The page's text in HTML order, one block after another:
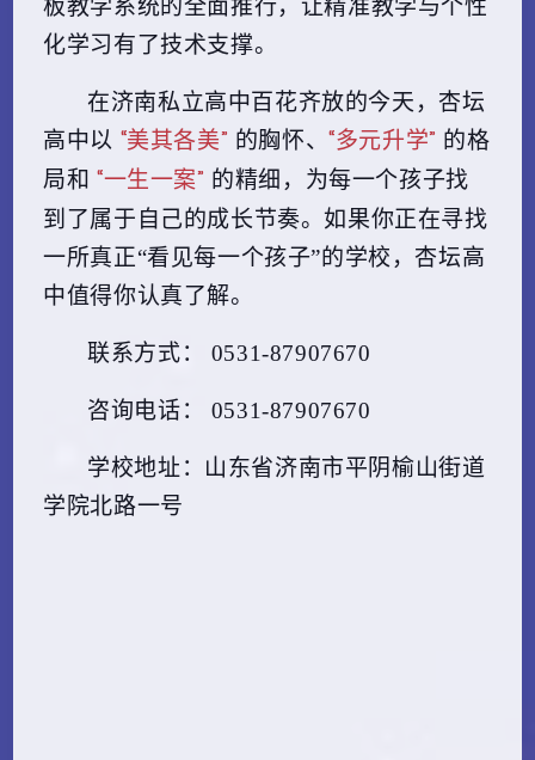
板教学系统的全面推行，让精准教学与个性
化学习有了技术支撑。
在济南私立高中百花齐放的今天，杏坛
高中以 “美其各美” 的胸怀、“多元升学” 的格
局和“一生一案” 的精细，为每一个孩子找
到了属于自己的成长节奏。如果你正在寻找
一所真正“看见每一个孩子”的学校，杏坛高
中值得你认真了解。
联系方式： 0531-87907670
咨询电话： 0531-87907670
学校地址：山东省济南市平阴榆山街道
学院北路一号